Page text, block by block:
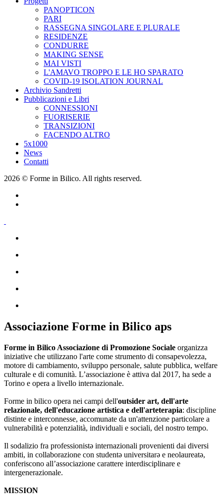
PANOPTICON
PARI
RASSEGNA SINGOLARE E PLURALE
RESIDENZE
CONDURRE
MAKING SENSE
MAI VISTI
L'AMAVO TROPPO E LE HO SPARATO
COVID-19 ISOLATION JOURNAL
Archivio Sandretti
Pubblicazioni e Libri
CONNESSIONI
FUORISERIE
TRANSIZIONI
FACENDO ALTRO
5x1000
News
Contatti
2026 © Forme in Bilico. All rights reserved.
Associazione Forme in Bilico aps
Forme in Bilico Associazione di Promozione Sociale organizza
iniziative che utilizzano l'arte come strumento di consapevolezza,
motore di cambiamento, sviluppo personale, salute pubblica, welfare
culturale e di comunità. L’associazione è attiva dal 2017, ha sede a
Torino e opera a livello internazionale.
Forme in bilico opera nei campi dell'outsider art, dell'arte
relazionale, dell'educazione artistica e dell'arteterapia: discipline
distinte e interconnesse, accomunate da un'attenzione particolare a
vulnerabilità e potenzialità, individuali e sociali, del nostro tempo.
Il sodalizio fra professionistə internazionali provenienti dai diversi
ambiti, in collaborazione con studentə universitarə e neolaureatə,
conferiscono all’associazione carattere interdisciplinare e
intergenerazionale.
MISSION